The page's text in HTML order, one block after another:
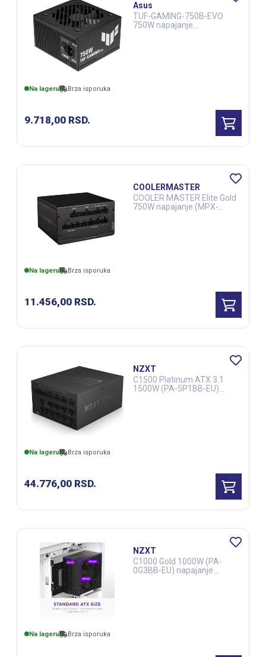
Na lageru Brza isporuka
9.718,00 RSD.
Asus
TUF-GAMING-750B-EVO
750W napajanje
Na lageru Brza isporuka
11.456,00 RSD.
COOLERMASTER
COOLER MASTER Elite Gold
750W napajanje (MPX-
Na lageru Brza isporuka
44.776,00 RSD.
NZXT
C1500 Platinum ATX 3.1
1500W (PA-5P1BB-EU)
Na lageru Brza isporuka
NZXT
C1000 Gold 1000W (PA-
0G3BB-EU) napajanje